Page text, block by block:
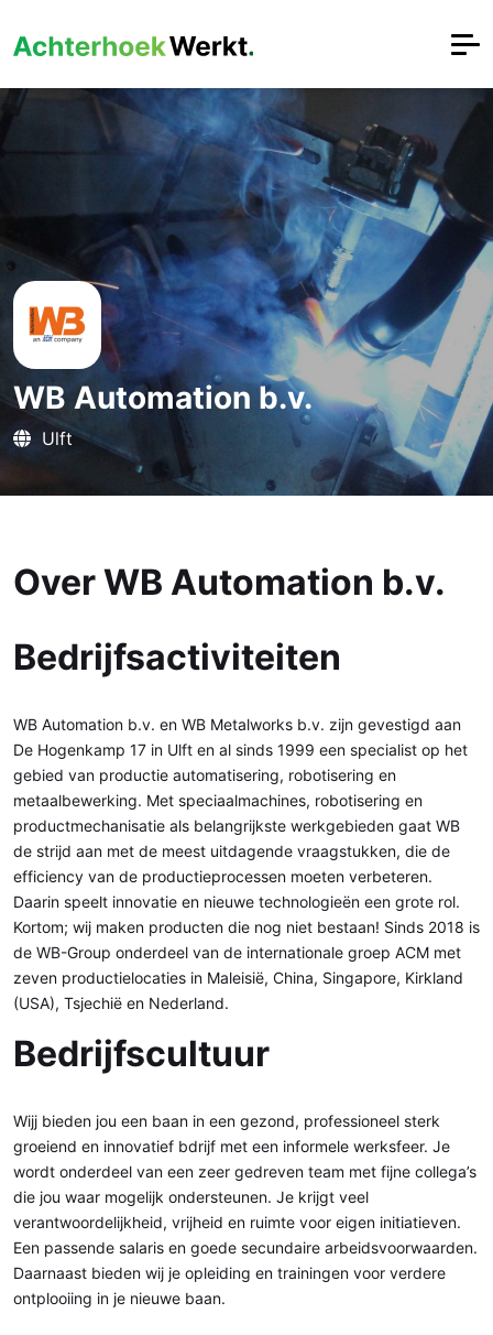
WB Automation b.v.
Ulft
Over WB Automation b.v.
Bedrijfsactiviteiten
WB Automation b.v. en WB Metalworks b.v. zijn gevestigd aan
De Hogenkamp 17 in Ulft en al sinds 1999 een specialist op het
gebied van productie automatisering, robotisering en
metaalbewerking. Met speciaalmachines, robotisering en
productmechanisatie als belangrijkste werkgebieden gaat WB
de strijd aan met de meest uitdagende vraagstukken, die de
efficiency van de productieprocessen moeten verbeteren.
Daarin speelt innovatie en nieuwe technologieën een grote rol.
Kortom; wij maken producten die nog niet bestaan! Sinds 2018 is
de WB-Group onderdeel van de internationale groep ACM met
zeven productielocaties in Maleisië, China, Singapore, Kirkland
(USA), Tsjechië en Nederland.
Bedrijfscultuur
Wijj bieden jou een baan in een gezond, professioneel sterk
groeiend en innovatief bdrijf met een informele werksfeer. Je
wordt onderdeel van een zeer gedreven team met fijne collega’s
die jou waar mogelijk ondersteunen. Je krijgt veel
verantwoordelijkheid, vrijheid en ruimte voor eigen initiatieven.
Een passende salaris en goede secundaire arbeidsvoorwaarden.
Daarnaast bieden wij je opleiding en trainingen voor verdere
ontplooiing in je nieuwe baan.